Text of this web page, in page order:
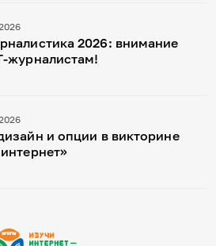
2026: внимание
журналистам!
и опции в викторине